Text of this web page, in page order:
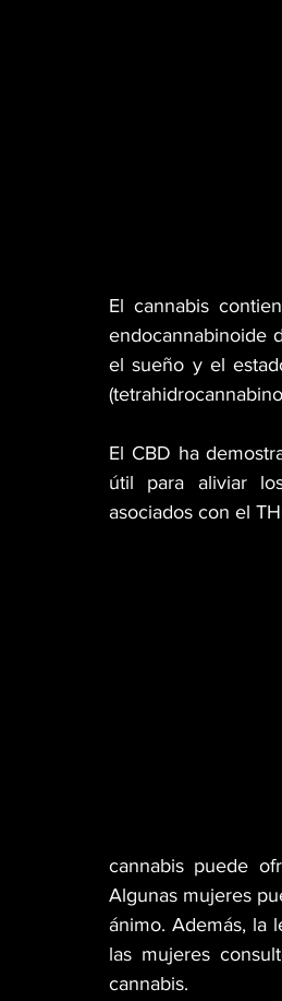
El cannabis
endocannabinoide
el sueño y el
El CBD ha
útil para aliviar
asociados con el
cannabis puede
Algunas mujeres
ánimo. Además, la
las mujeres
cannabis.